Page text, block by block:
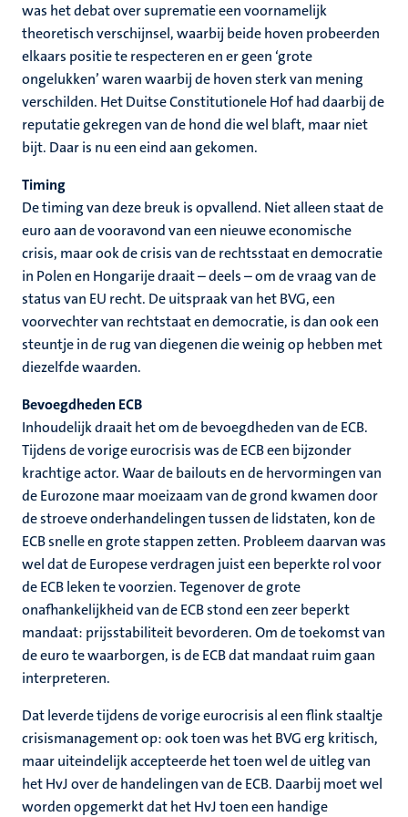
was het debat over suprematie een voornamelijk
theoretisch verschijnsel, waarbij beide hoven probeerden
elkaars positie te respecteren en er geen ‘grote
ongelukken’ waren waarbij de hoven sterk van mening
verschilden. Het Duitse Constitutionele Hof had daarbij de
reputatie gekregen van de hond die wel blaft, maar niet
bijt. Daar is nu een eind aan gekomen.
Timing
De timing van deze breuk is opvallend. Niet alleen staat de
euro aan de vooravond van een nieuwe economische
crisis, maar ook de crisis van de rechtsstaat en democratie
in Polen en Hongarije draait – deels – om de vraag van de
status van EU recht. De uitspraak van het BVG, een
voorvechter van rechtstaat en democratie, is dan ook een
steuntje in de rug van diegenen die weinig op hebben met
diezelfde waarden.
Bevoegdheden ECB
Inhoudelijk draait het om de bevoegdheden van de ECB.
Tijdens de vorige eurocrisis was de ECB een bijzonder
krachtige actor. Waar de bailouts en de hervormingen van
de Eurozone maar moeizaam van de grond kwamen door
de stroeve onderhandelingen tussen de lidstaten, kon de
ECB snelle en grote stappen zetten. Probleem daarvan was
wel dat de Europese verdragen juist een beperkte rol voor
de ECB leken te voorzien. Tegenover de grote
onafhankelijkheid van de ECB stond een zeer beperkt
mandaat: prijsstabiliteit bevorderen. Om de toekomst van
de euro te waarborgen, is de ECB dat mandaat ruim gaan
interpreteren.
Dat leverde tijdens de vorige eurocrisis al een flink staaltje
crisismanagement op: ook toen was het BVG erg kritisch,
maar uiteindelijk accepteerde het toen wel de uitleg van
het HvJ over de handelingen van de ECB. Daarbij moet wel
worden opgemerkt dat het HvJ toen een handige